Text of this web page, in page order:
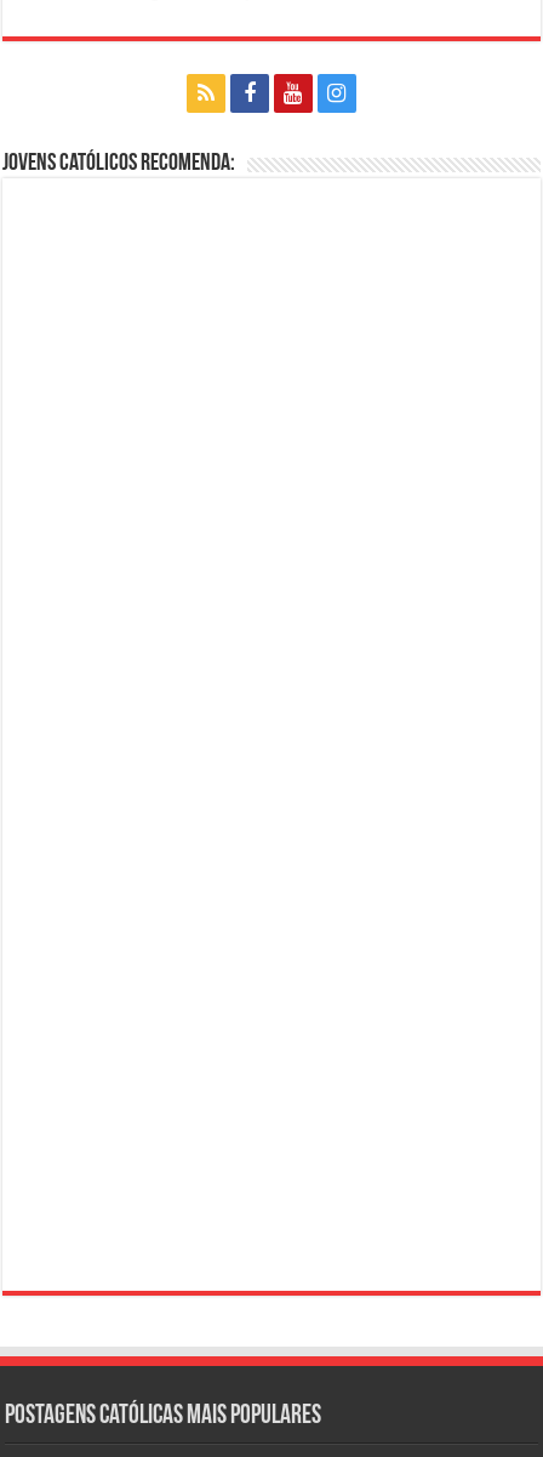
Jovens Católicos Recomenda:
Postagens católicas mais Populares